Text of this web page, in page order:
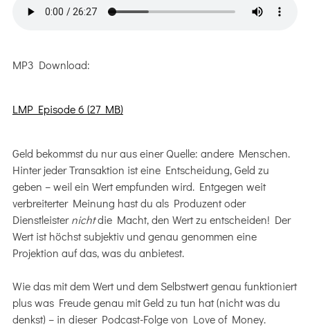
MP3 Download:
LMP Episode 6 (27 MB)
Geld bekommst du nur aus einer Quelle: andere Menschen.
Hinter jeder Transaktion ist eine Entscheidung, Geld zu
geben – weil ein Wert empfunden wird. Entgegen weit
verbreiterter Meinung hast du als Produzent oder
Dienstleisternichtdie Macht, den Wert zu entscheiden! Der
Wert ist höchst subjektiv und genau genommen eine
Projektion auf das, was du anbietest.
Wie das mit dem Wert und dem Selbstwert genau funktioniert
plus was Freude genau mit Geld zu tun hat (nicht was du
denkst) – in dieser Podcast-Folge von Love of Money.